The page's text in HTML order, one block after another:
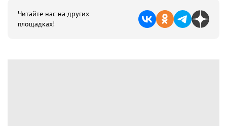
Читайте нас на других
площадках!